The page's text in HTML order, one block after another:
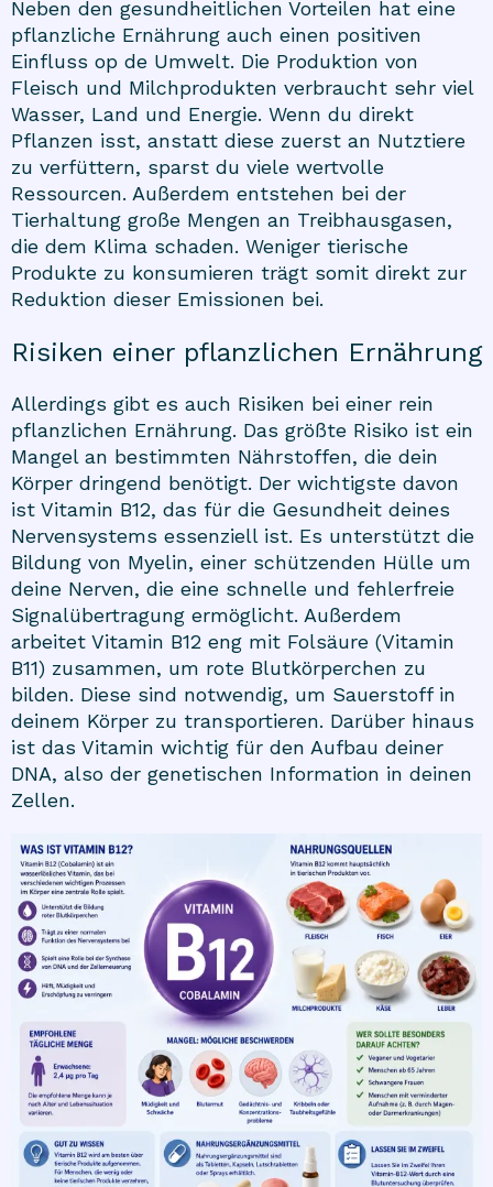
Neben den gesundheitlichen Vorteilen hat eine
pflanzliche Ernährung auch einen positiven
Einfluss op de Umwelt. Die Produktion von
Fleisch und Milchprodukten verbraucht sehr viel
Wasser, Land und Energie. Wenn du direkt
Pflanzen isst, anstatt diese zuerst an Nutztiere
zu verfüttern, sparst du viele wertvolle
Ressourcen. Außerdem entstehen bei der
Tierhaltung große Mengen an Treibhausgasen,
die dem Klima schaden. Weniger tierische
Produkte zu konsumieren trägt somit direkt zur
Reduktion dieser Emissionen bei.
Risiken einer pflanzlichen Ernährung
Allerdings gibt es auch Risiken bei einer rein
pflanzlichen Ernährung. Das größte Risiko ist ein
Mangel an bestimmten Nährstoffen, die dein
Körper dringend benötigt. Der wichtigste davon
ist Vitamin B12, das für die Gesundheit deines
Nervensystems essenziell ist. Es unterstützt die
Bildung von Myelin, einer schützenden Hülle um
deine Nerven, die eine schnelle und fehlerfreie
Signalübertragung ermöglicht. Außerdem
arbeitet Vitamin B12 eng mit Folsäure (Vitamin
B11) zusammen, um rote Blutkörperchen zu
bilden. Diese sind notwendig, um Sauerstoff in
deinem Körper zu transportieren. Darüber hinaus
ist das Vitamin wichtig für den Aufbau deiner
DNA, also der genetischen Information in deinen
Zellen.